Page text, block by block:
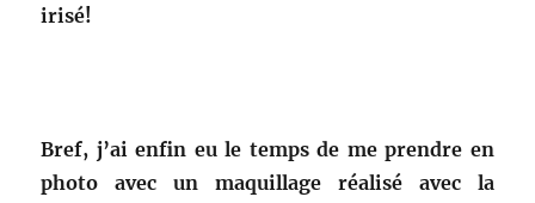
irisé!
Bref, j’ai enfin eu le temps de me prendre en
photo avec un maquillage réalisé avec la